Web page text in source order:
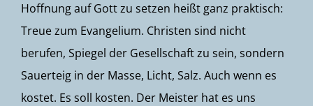
Hoffnung auf Gott zu setzen heißt ganz praktisch:
Treue zum Evangelium. Christen sind nicht
berufen, Spiegel der Gesellschaft zu sein, sondern
Sauerteig in der Masse, Licht, Salz. Auch wenn es
kostet. Es soll kosten. Der Meister hat es uns